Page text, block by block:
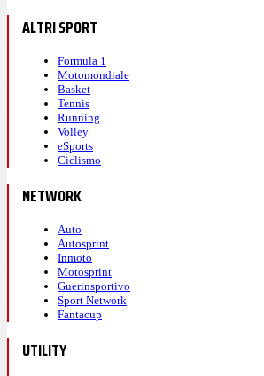
ALTRI SPORT
Formula 1
Motomondiale
Basket
Tennis
Running
Volley
eSports
Ciclismo
NETWORK
Auto
Autosprint
Inmoto
Motosprint
Guerinsportivo
Sport Network
Fantacup
UTILITY